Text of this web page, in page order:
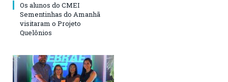
Os alunos do CMEI
Sementinhas do Amanhã
visitaram o Projeto
Quelônios